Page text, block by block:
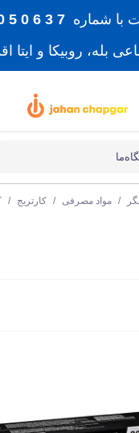
با شماره 7 3 6 0 5 0 1 2 9 9 0
بله، روبیکا و ایتا
/ مواد مصرفی / کارتریج /